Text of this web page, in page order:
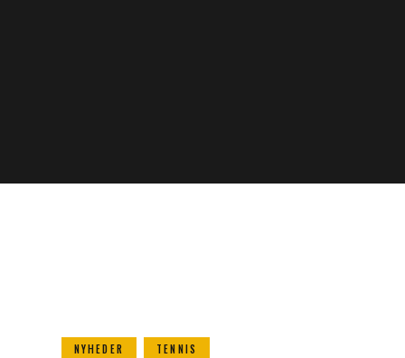
NYHEDER TENNIS